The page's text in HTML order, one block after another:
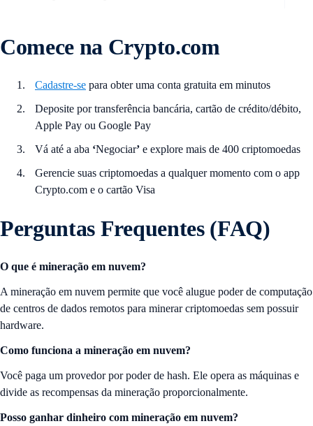
Comece na Crypto.com
Cadastre-se para obter uma conta gratuita em minutos
Deposite por transferência bancária, cartão de crédito/débito,
Apple Pay ou Google Pay
Vá até a aba ‘Negociar’ e explore mais de 400 criptomoedas
Gerencie suas criptomoedas a qualquer momento com o app
Crypto.com e o cartão Visa
Perguntas Frequentes (FAQ)
O que é mineração em nuvem?
A mineração em nuvem permite que você alugue poder de computação
de centros de dados remotos para minerar criptomoedas sem possuir
hardware.
Como funciona a mineração em nuvem?
Você paga um provedor por poder de hash. Ele opera as máquinas e
divide as recompensas da mineração proporcionalmente.
Posso ganhar dinheiro com mineração em nuvem?